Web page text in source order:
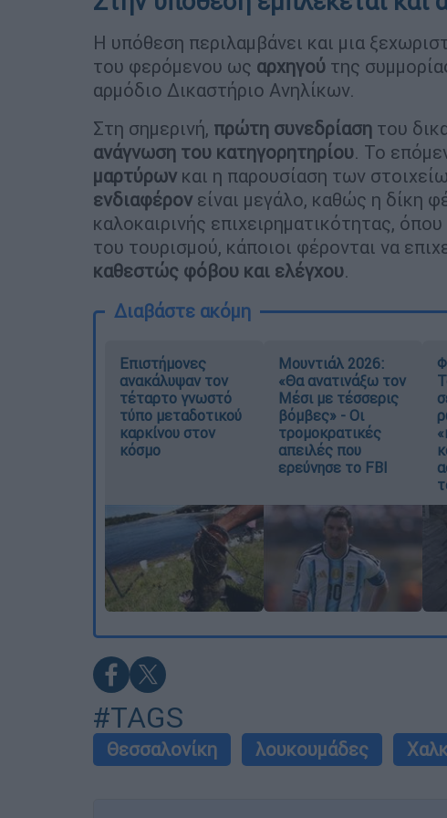
Η υπόθεση περιλαμβάνει και μια
του φερόμενου ως αρχηγού της
αρμόδιο Δικαστήριο Ανηλίκων.
Στη σημερινή, πρώτη συνεδρίαση του
ανάγνωση του κατηγορητηρίου. Το
μαρτύρων και η παρουσίαση των
ενδιαφέρον είναι μεγάλο, καθώς η δίκη
καλοκαιρινής επιχειρηματικότητας,
του τουρισμού, κάποιοι φέρονται να
καθεστώς φόβου και ελέγχου.
Διαβάστε ακόμη
Επιστήμονες
ανακάλυψαν τον
τέταρτο γνωστό
τύπο μεταδοτικού
καρκίνου στον
κόσμο
Μουντιάλ 2026:
«Θα ανατινάξω τον
Μέσι με τέσσερις
βόμβες» - Οι
τρομοκρατικές
απειλές που
ερεύνησε το FBI
#TAGS
Θεσσαλονίκη λουκουμάδες